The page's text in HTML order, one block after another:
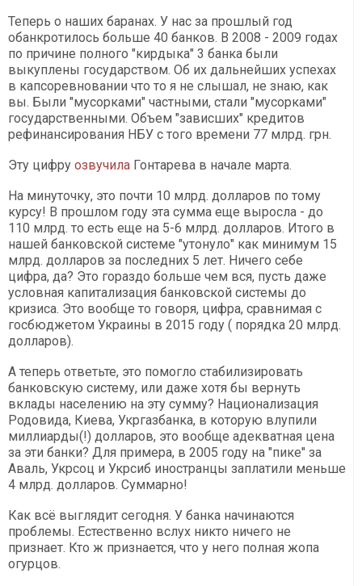
Теперь о наших баранах. У нас за прошлый год
обанкротилось больше 40 банков. В 2008 - 2009 годах
по причине полного "кирдыка" 3 банка были
выкуплены государством. Об их дальнейших успехах
в капсоревновании что то я не слышал, не знаю, как
вы. Были "мусорками" частными, стали "мусорками"
государственными. Объем "зависших" кредитов
рефинансирования НБУ с того времени 77 млрд. грн.
Эту цифру озвучила Гонтарева в начале марта.
На минуточку, это почти 10 млрд. долларов по тому
курсу! В прошлом году эта сумма еще выросла - до
110 млрд. то есть еще на 5-6 млрд. долларов. Итого в
нашей банковской системе "утонуло" как минимум 15
млрд. долларов за последних 5 лет. Ничего себе
цифра, да? Это гораздо больше чем вся, пусть даже
условная капитализация банковской системы до
кризиса. Это вообще то говоря, цифра, сравнимая с
госбюджетом Украины в 2015 году ( порядка 20 млрд.
долларов).
А теперь ответьте, это помогло стабилизировать
банковскую систему, или даже хотя бы вернуть
вклады населению на эту сумму? Национализация
Родовида, Киева, Укргазбанка, в которую влупили
миллиарды(!) долларов, это вообще адекватная цена
за эти банки? Для примера, в 2005 году на "пике" за
Аваль, Укрсоц и Укрсиб иностранцы заплатили меньше
4 млрд. долларов. Суммарно!
Как всё выглядит сегодня. У банка начинаются
проблемы. Естественно вслух никто ничего не
признает. Кто ж признается, что у него полная жопа
огурцов.